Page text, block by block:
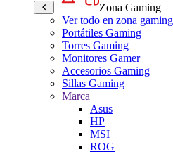
Zona Gaming
Ver todo en zona gaming
Portátiles Gaming
Torres Gaming
Monitores Gamer
Accesorios Gaming
Sillas Gaming
Marca
Asus
HP
MSI
ROG